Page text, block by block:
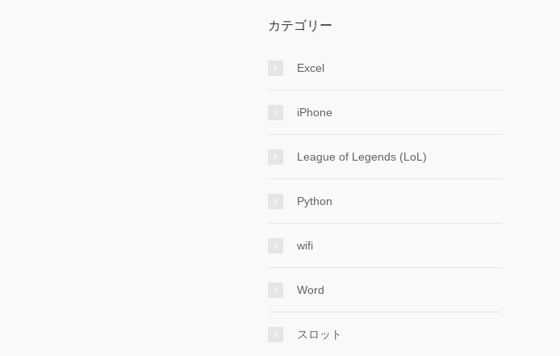
カテゴリー
Excel
iPhone
League of Legends (LoL)
Python
wifi
Word
スロット